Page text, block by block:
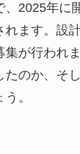
、2025年に
れます。設
集が行われ
たのか、そ
。